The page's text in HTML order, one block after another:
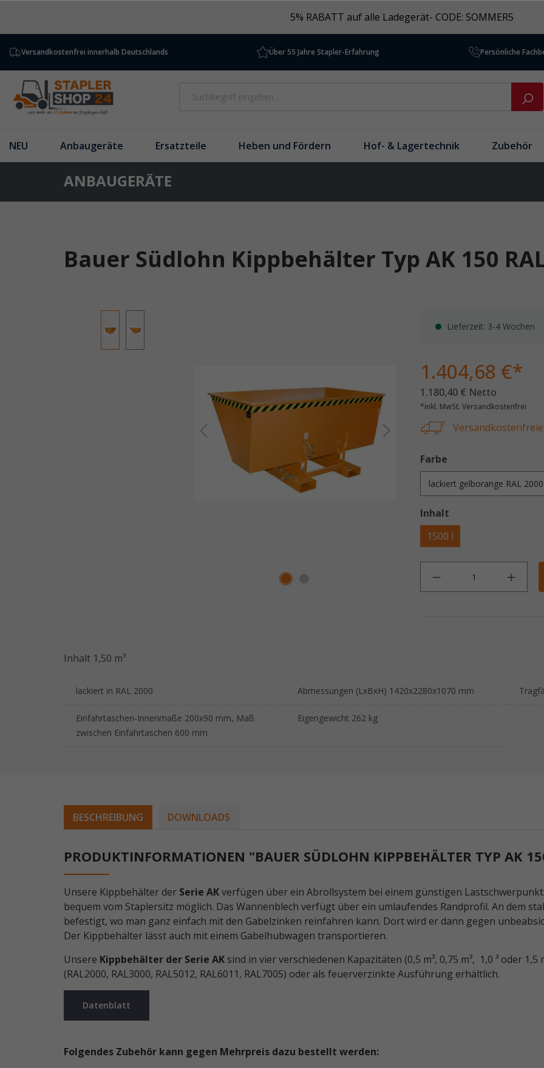
5% RABATT auf alle Ladegerät- CODE: SOMMER5
Versandkostenfrei innerhalb Deutschlands Über 55 Jahre Stapler-Erfahrung Persönliche
NEU Anbaugeräte Ersatzteile Heben und Fördern Hof- & Lagertechnik Zubehör
ANBAUGERÄTE
Bauer Südlohn Kippbehälter Typ AK 150
Lieferzeit: 3-4 Wochen
1.404,68 €*
1.180,40 € Netto
*inkl. MwSt. Versandkostenfrei
Farbe
Inhalt
1500 l
Inhalt 1,50 m³
lackiert in RAL 2000 Abmessungen (LxBxH) 1420x2280x1070 mm
Einfahrtaschen-Innenmaße 200x90 mm, Maß
zwischen Einfahrtaschen 600 mm
Eigengewicht 262 kg
BESCHREIBUNG DOWNLOADS
PRODUKTINFORMATIONEN "BAUER SÜDLOHN KIPPBEHÄLTER TYP AK
Unsere Kippbehälter der Serie AKverfügen über ein Abrollsystem bei einem günstigen
bequem vom Staplersitz möglich. Das Wannenblech verfügt über ein umlaufendes Randprofil. An dem
befestigt, wo man ganz einfach mit den Gabelzinken reinfahren kann. Dort wird er dann gegen
Der Kippbehälter lässt auch mit einem Gabelhubwagen transportieren.
Unsere Kippbehälter der Serie AKsind in vier verschiedenen Kapazitäten (0,5 m³, 0,75 m³, 1,0 ³ oder
(RAL2000, RAL3000, RAL5012, RAL6011, RAL7005) oder als feuerverzinkte Ausführung erhältlich.
Datenblatt
Folgendes Zubehör kann gegen Mehrpreis dazu bestellt werden: